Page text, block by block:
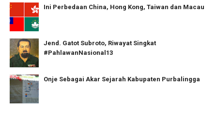
Ini Perbedaan China, Hong Kong, Taiwan dan Macau
Jend. Gatot Subroto, Riwayat Singkat
#PahlawanNasional13
Onje Sebagai Akar Sejarah Kabupaten Purbalingga